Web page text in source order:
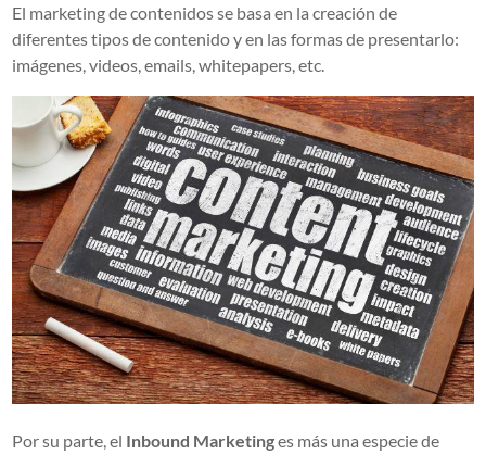
El marketing de contenidos se basa en la creación de
diferentes tipos de contenido y en las formas de presentarlo:
imágenes, videos, emails, whitepapers, etc.
Por su parte, el Inbound Marketinges más una especie de